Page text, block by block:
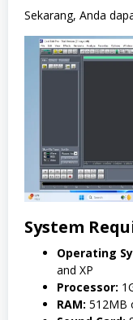
Sekarang, Anda
System
Operating
and XP
Processor:
RAM: 512MB